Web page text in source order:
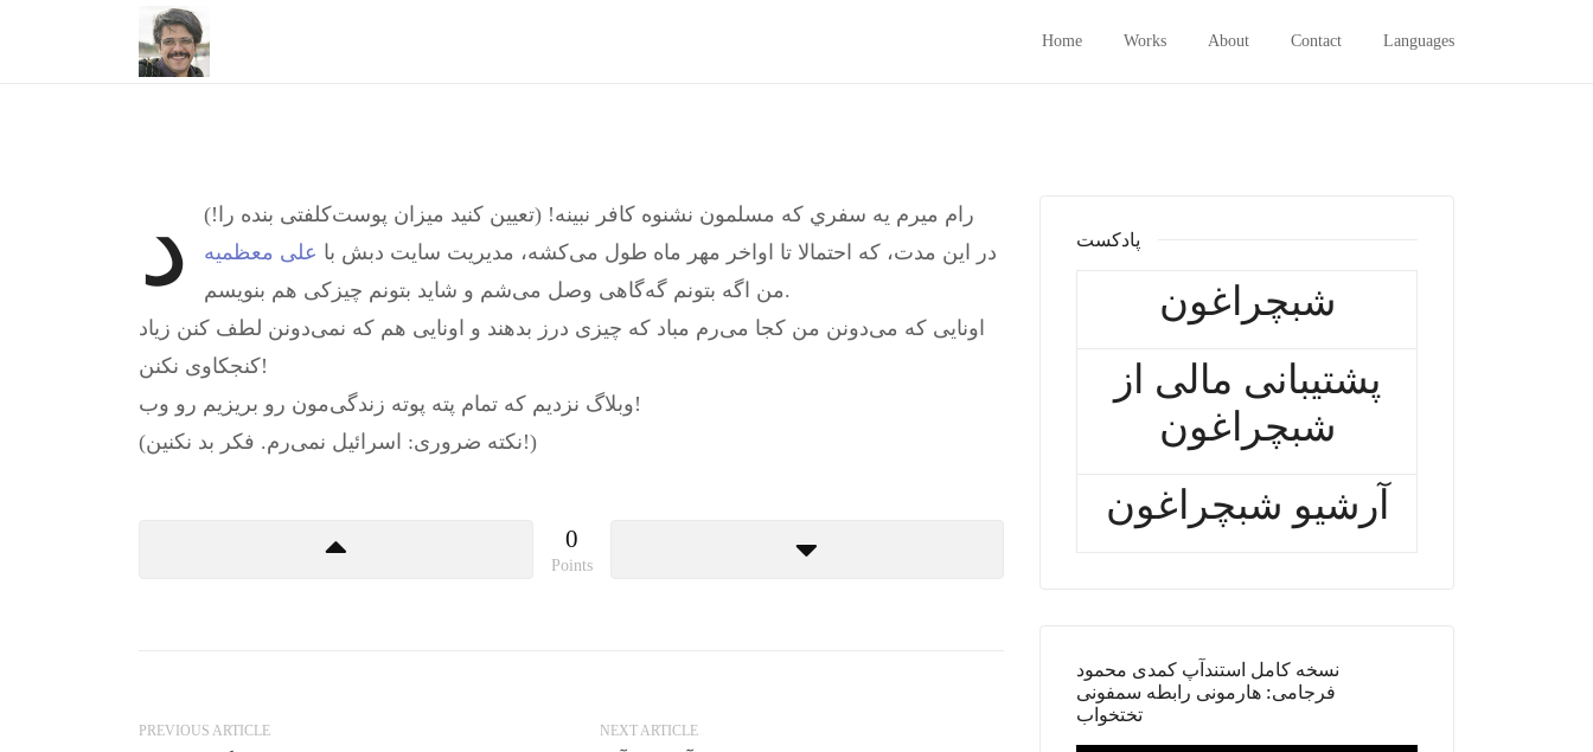
Home Works About Contact Languages
د
رام ميرم يه سفري كه مسلمون نشنوه كافر نبينه! (تعيين كنيد ميزان پوست‌کلفتی بنده را!)
در این مدت، که احتمالا تا اواخر مهر ماه طول می‌کشه، مدیریت سایت دبش با علی معظمیه
من اگه بتونم گه‌گاهی وصل می‌شم و شاید بتونم چیزکی هم بنویسم.
اونایی که می‌دونن من کجا می‌رم مباد که چیزی درز بدهند و اونایی هم که نمی‌دونن لطف کنن زیاد
کنجکاوی نکنن!
وبلاگ نزدیم که تمام پته پوته زندگی‌مون رو بریزیم رو وب!
(نکته ضروری: اسرائیل نمی‌رم. فکر بد نکنین!)
0
Points
PREVIOUS ARTICLE NEXT ARTICLE
پادکست
شبچراغون
پشتیبانی مالی از
شبچراغون
آرشیو شبچراغون
نسخه کامل استندآپ کمدی محمود
فرجامی: هارمونی رابطه سمفونی
تختخواب